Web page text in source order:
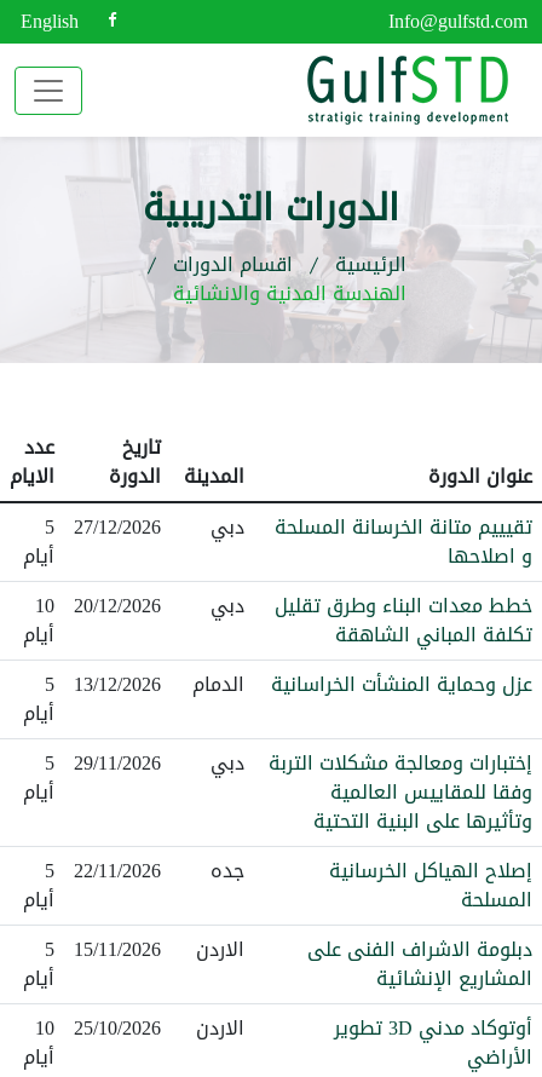
Info@gulfstd.com
English
الدورات التدريبية
الرئيسية اقسام الدورات
الهندسة المدنية والانشائية
عنوان الدورة المدينة
تاريخ
الدورة
عدد
الايام
تقيييم متانة الخرسانة المسلحة
و اصلاحها
دبي 27/12/2026
5
أيام
خطط معدات البناء وطرق تقليل
تكلفة المباني الشاهقة
دبي 20/12/2026
10
أيام
عزل وحماية المنشأت الخراسانية
الدمام 13/12/2026
5
أيام
إختبارات ومعالجة مشكلات التربة
وفقا للمقاييس العالمية
وتأثيرها على البنية التحتية
دبي 29/11/2026
5
أيام
إصلاح الهياكل الخرسانية
المسلحة
جده 22/11/2026
5
أيام
دبلومة الاشراف الفنى على
المشاريع الإنشائية
الاردن 15/11/2026
5
أيام
أوتوكاد مدني 3D تطوير
الأراضي
الاردن 25/10/2026
10
أيام